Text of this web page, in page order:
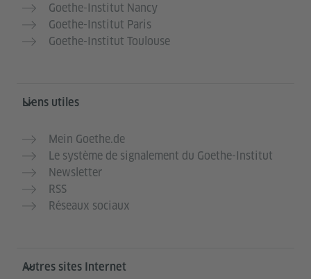
Goethe-Institut Nancy
Goethe-Institut Paris
Goethe-Institut Toulouse
Liens utiles
Mein Goethe.de
Le système de signalement du Goethe-Institut
Newsletter
RSS
Réseaux sociaux
Autres sites Internet